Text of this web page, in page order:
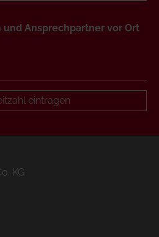
Ansprechpartner vor Ort
eintragen
KG